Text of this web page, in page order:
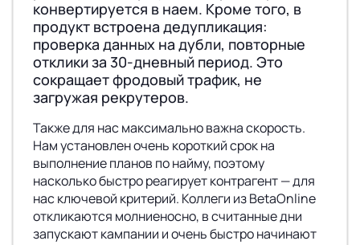
конвертируется в наем. Кроме того, в
продукт встроена дедупликация:
проверка данных на дубли, повторные
отклики за 30-дневный период. Это
сокращает фродовый трафик, не
загружая рекрутеров.
Также для нас максимально важна скорость.
Нам установлен очень короткий срок на
выполнение планов по найму, поэтому
насколько быстро реагирует контрагент — для
нас ключевой критерий. Коллеги из BetaOnline
откликаются молниеносно, в считанные дни
запускают кампании и очень быстро начинают